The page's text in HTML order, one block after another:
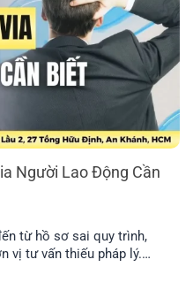
Người Lao Động Cần
từ hồ sơ sai quy trình,
vị tư vấn thiếu pháp lý.